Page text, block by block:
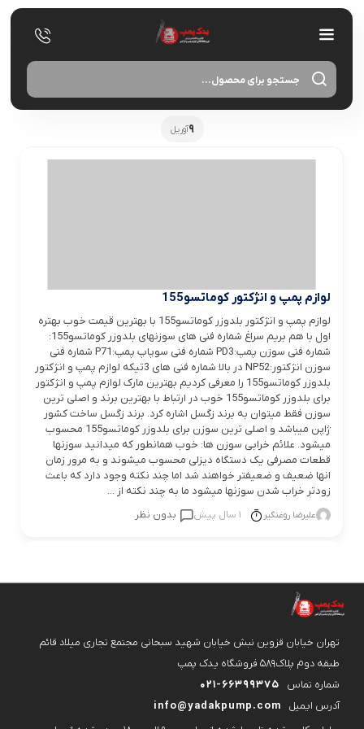
9آوریل
لوازم پمپ و انژکتور کوماتسو155
لوازم پمپ و انژکتور بلدوزر کوماتسو155 با بهترین قیمت خوب بهتره
اول با هم بریم سراغ شماره فنی های سوزنهای بلدوزر کوماتسو155:
شماره فنی سوزن پمپ:PD3 شماره فنی سوپاپ پمپ:P71 شماره فنی
سوزن انژکتور:NP52 در بالا شماره فنی های 3تیکه لوازم پمپ و انژکتور
بلدوزر کوماتسو155 را معرفی کردیم بهترین مارک لوازم پمپ و انژکتور
برای بلدوزر کوماتسو155 خوب در ارتباط با بهترین برند و اصلی ترین
سوزن فقط میتوان به برند زگسل اشاره کرد. برند زگسل ساخت کشور
ژاپن میباشد و اصلی ترین سوزن برای بلدوزر کوماتسو155 محسوب
میشود. علائم خرابی سوزن ها: خوب همانطور که میدانید سوزنها
قطعات مصرفی یک دستگاه دیزلی محسوب میشوند و به مرور زمان
انها ضعیف و ضعیفتر خواهند شد اما چند نکته وجود دارد که باعث
زودتر خراب شدن سوزنها میشود ما به چند نکته از ...
علیرضا روغنگیر 1 سال پیش بدون نظر
تهران خیابان قزوین نبش خیابان شهید سبحانی مجتمع تجاری میلاد قائم
طبقه دوم پلاک۵۸۹ فروشگاه یدک پمپ
شماره تماس
021-66399375
آدرس ایمیل
info@yadakpump.com